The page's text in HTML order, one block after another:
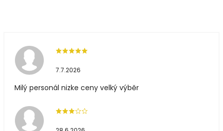
7.7.2026
Milý personál nizke ceny velký výběr